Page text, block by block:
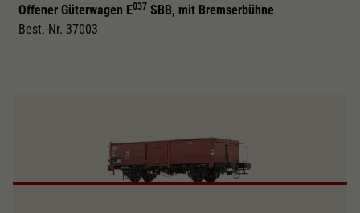
Offener Güterwagen E037 SBB, mit Bremserbühne
Best.-Nr. 37003